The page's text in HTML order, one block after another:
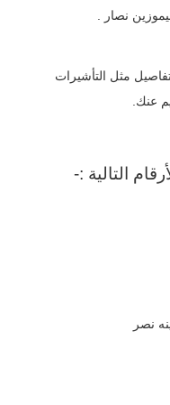
نصار .
مثل التأشيرات
عنك.
التالية :-